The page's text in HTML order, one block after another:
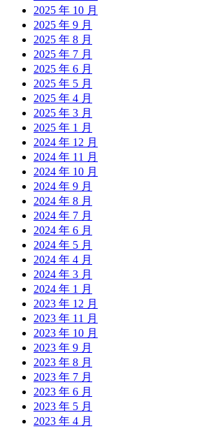
2025 年 10 月
2025 年 9 月
2025 年 8 月
2025 年 7 月
2025 年 6 月
2025 年 5 月
2025 年 4 月
2025 年 3 月
2025 年 1 月
2024 年 12 月
2024 年 11 月
2024 年 10 月
2024 年 9 月
2024 年 8 月
2024 年 7 月
2024 年 6 月
2024 年 5 月
2024 年 4 月
2024 年 3 月
2024 年 1 月
2023 年 12 月
2023 年 11 月
2023 年 10 月
2023 年 9 月
2023 年 8 月
2023 年 7 月
2023 年 6 月
2023 年 5 月
2023 年 4 月